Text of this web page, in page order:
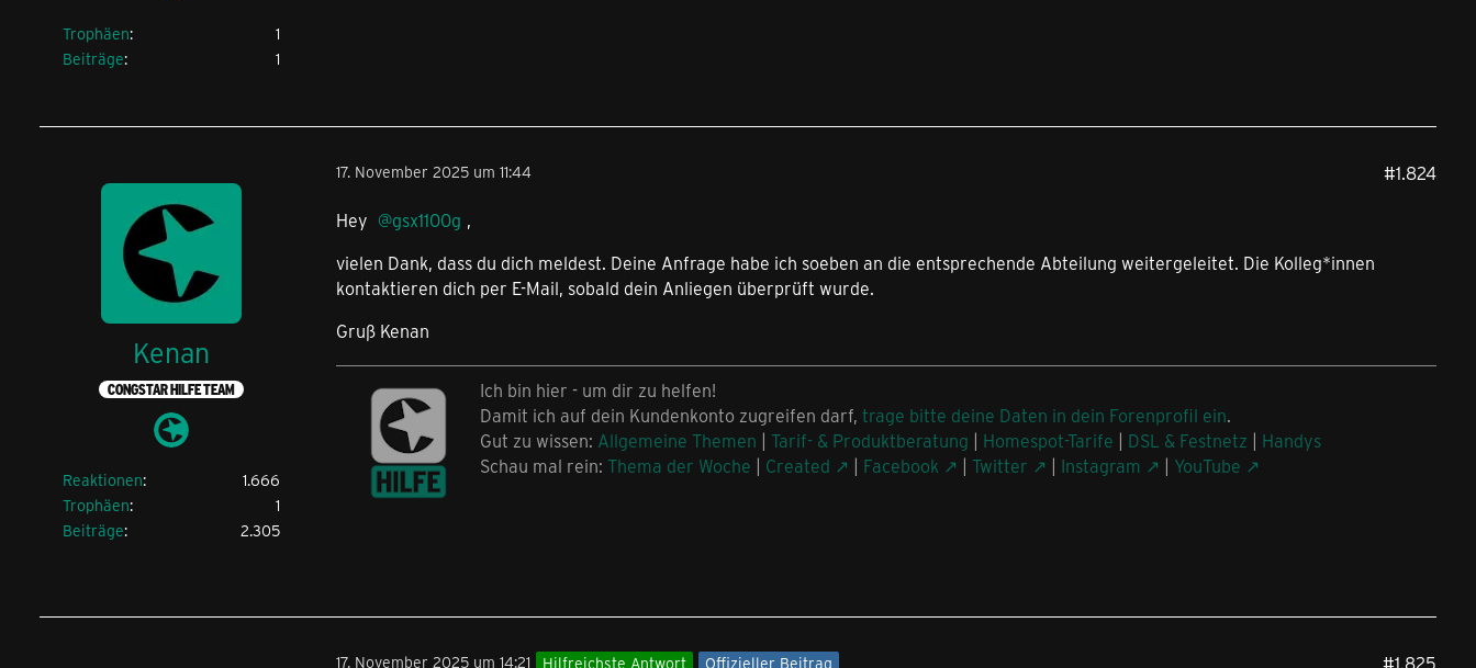
Trophäen
1
Beiträge
1
Kenan
CONGSTAR HILFE TEAM
Reaktionen
1.666
Trophäen
1
Beiträge
2.305
17. November 2025 um 11:44 #1.824
Hey gsx1100g ,
vielen Dank, dass du dich meldest. Deine Anfrage habe ich soeben an die entsprechende Abteilung weitergeleitet. Die Kolleg*innen
kontaktieren dich per E-Mail, sobald dein Anliegen überprüft wurde.
Gruß Kenan
Ich bin hier - um dir zu helfen!
Damit ich auf dein Kundenkonto zugreifen darf, trage bitte deine Daten in dein Forenprofil ein.
Gut zu wissen: Allgemeine Themen | Tarif- & Produktberatung | Homespot-Tarife | DSL & Festnetz | Handys
Schau mal rein: Thema der Woche | Created | Facebook | Twitter | Instagram | YouTube
17. November 2025 um 14:21 Hilfreichste Antwort Offizieller Beitrag #1.825